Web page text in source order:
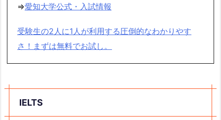
⇒愛知大学公式・入試情報
受験生の2人に1人が利用する圧倒的なわかりやす
さ！まずは無料でお試し。
IELTS